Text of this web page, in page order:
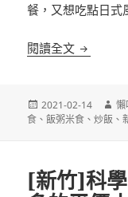
餐，又想吃點日式
閱讀全文 [新竹]金
發
佈
2021-02-14
作
者
懶
食 、飯粥米食 、炒飯 、
[新竹]科